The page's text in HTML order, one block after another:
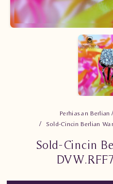
Perhiasan Berlian
Sold-Cincin Berlian
Sold-Cincin